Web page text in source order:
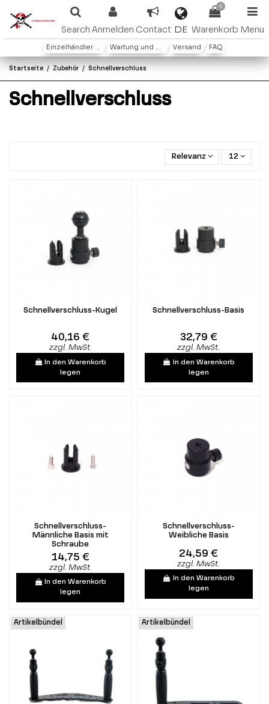
Search Anmelden Contact DE
0
Warenkorb Menu
Einzelhändler oder Distributoren Wartung und Garantie Versand FAQ
Startseite Zubehör Schnellverschluss
Schnellverschluss
Relevanz 12
Schnellverschluss-Kugel
40,16 €
zzgl. MwSt.
In den Warenkorb
legen
Schnellverschluss-Basis
32,79 €
zzgl. MwSt.
In den Warenkorb
legen
Schnellverschluss-
Männliche Basis mit
Schraube
14,75 €
zzgl. MwSt.
In den Warenkorb
legen
Schnellverschluss-
Weibliche Basis
24,59 €
zzgl. MwSt.
In den Warenkorb
legen
Artikelbündel Artikelbündel